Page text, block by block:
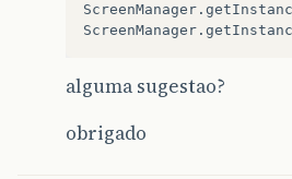
alguma sugestao?
obrigado